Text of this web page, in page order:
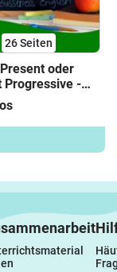
26Seiten
oder
Progressive -
mit